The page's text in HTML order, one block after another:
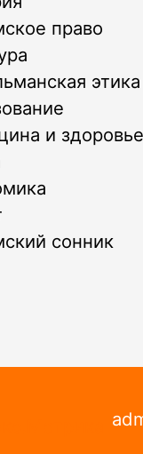
право
этика
и здоровье
сонник